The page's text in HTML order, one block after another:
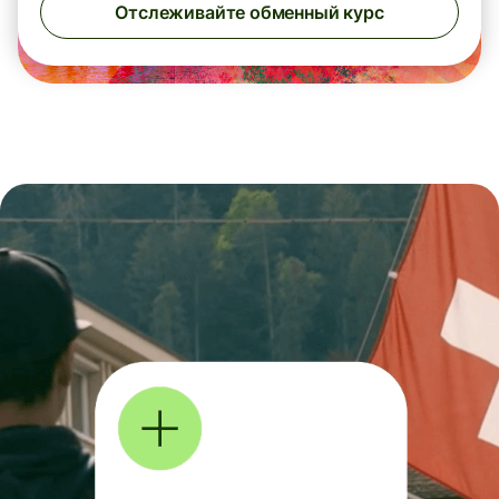
Отслеживайте обменный курс